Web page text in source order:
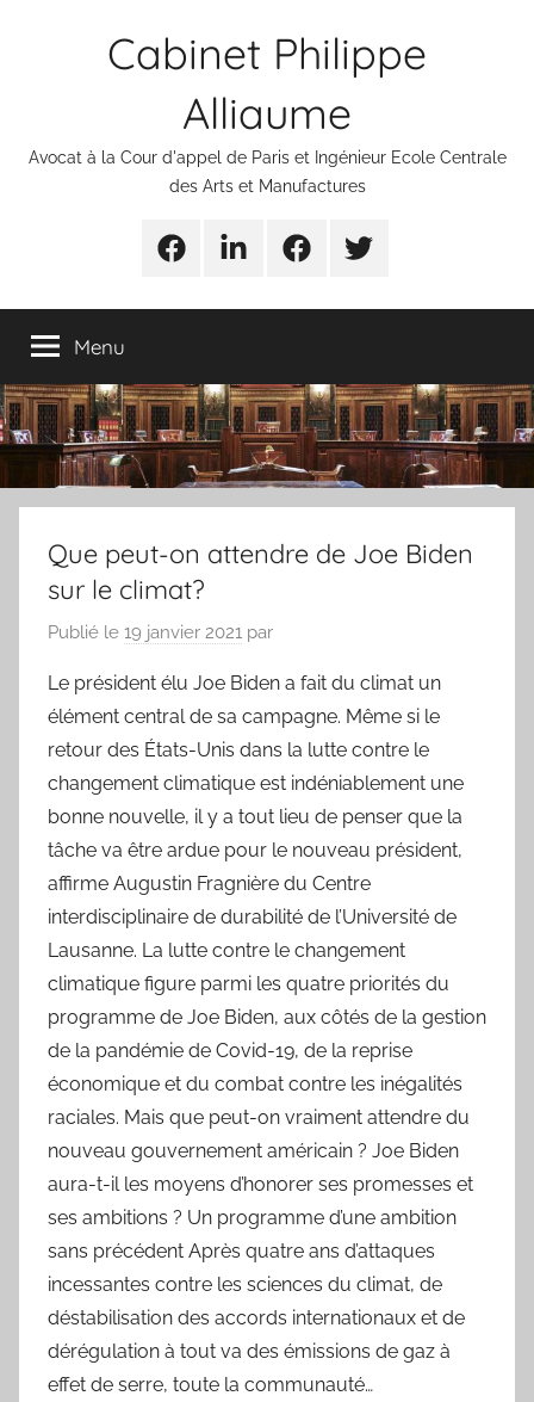
Cabinet Philippe
Alliaume
Avocat à la Cour d'appel de Paris et Ingénieur Ecole Centrale
des Arts et Manufactures
UrgencesLinkedinFacebookTwitter
Menu
Que peut-on attendre de Joe Biden
sur le climat?
Publié le 19 janvier 2021 par
Le président élu Joe Biden a fait du climat un
élément central de sa campagne. Même si le
retour des États-Unis dans la lutte contre le
changement climatique est indéniablement une
bonne nouvelle, il y a tout lieu de penser que la
tâche va être ardue pour le nouveau président,
affirme Augustin Fragnière du Centre
interdisciplinaire de durabilité de l’Université de
Lausanne. La lutte contre le changement
climatique figure parmi les quatre priorités du
programme de Joe Biden, aux côtés de la gestion
de la pandémie de Covid-19, de la reprise
économique et du combat contre les inégalités
raciales. Mais que peut-on vraiment attendre du
nouveau gouvernement américain ? Joe Biden
aura-t-il les moyens d’honorer ses promesses et
ses ambitions ? Un programme d’une ambition
sans précédent Après quatre ans d’attaques
incessantes contre les sciences du climat, de
déstabilisation des accords internationaux et de
dérégulation à tout va des émissions de gaz à
effet de serre, toute la communauté…